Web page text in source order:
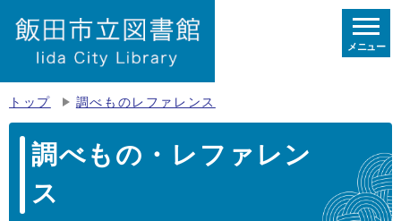
メニュー
トップ 調べものレファレンス
調べもの・レファレン
ス